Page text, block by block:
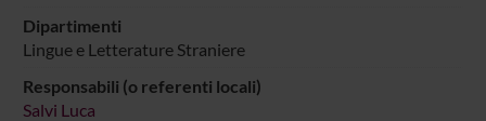
Dipartimenti
Lingue e Letterature Straniere
Responsabili (o referenti locali)
Salvi Luca